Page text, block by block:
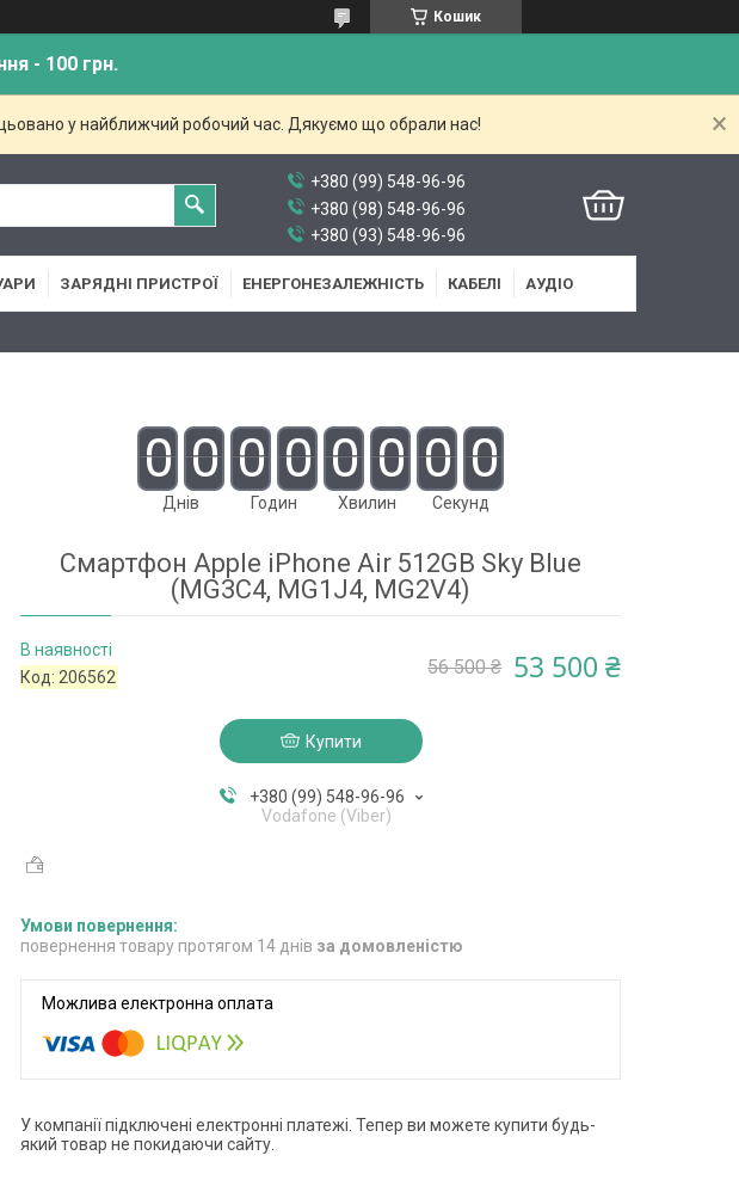
Кошик
- 100 грн.
у найближчий робочий час. Дякуємо що обрали нас!
+380 (99) 548-96-96
+380 (98) 548-96-96
+380 (93) 548-96-96
ЗАРЯДНІ ПРИСТРОЇ ЕНЕРГОНЕЗАЛЕЖНІСТЬ КАБЕЛІ АУДІО
0 0
Днів
0 0
Годин
0 0
Хвилин
0 0
Секунд
Смартфон Apple iPhone Air 512GB Sky Blue
(MG3C4, MG1J4, MG2V4)
В наявності
Код: 206562 56 500 ₴ 53 500 ₴
Купити
+380 (99) 548-96-96
Vodafone (Viber)
повернення товару протягом 14 днів за домовленістю
У компанії підключені електронні платежі. Тепер ви можете купити будь-
який товар не покидаючи сайту.